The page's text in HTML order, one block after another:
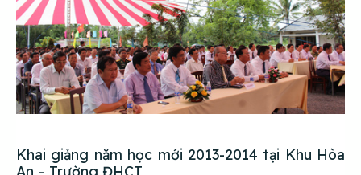
Khai giảng năm học mới 2013-2014 tại Khu Hòa
An – Trường ĐHCT